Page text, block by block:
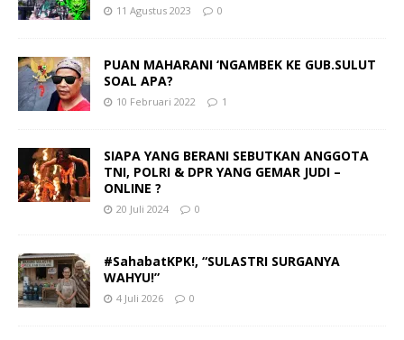
11 Agustus 2023 0
PUAN MAHARANI ‘NGAMBEK KE GUB.SULUT
SOAL APA?
10 Februari 2022 1
SIAPA YANG BERANI SEBUTKAN ANGGOTA
TNI, POLRI & DPR YANG GEMAR JUDI –
ONLINE ?
20 Juli 2024 0
#SahabatKPK!, “SULASTRI SURGANYA
WAHYU!”
4 Juli 2026 0